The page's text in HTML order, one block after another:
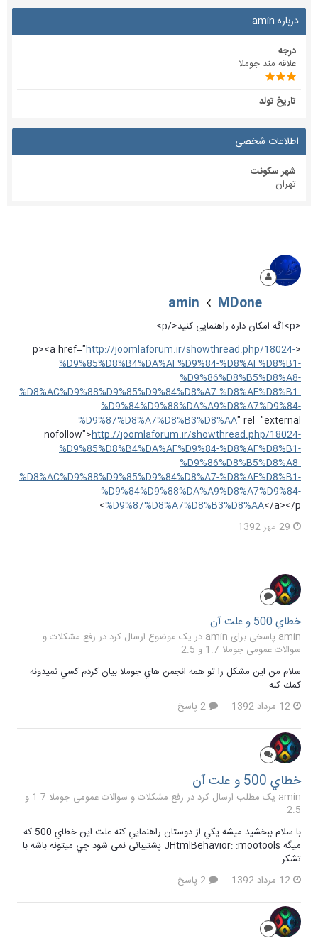
درباره amin
درجه
علاقه مند جوملا
تاریخ تولد
اطلاعات شخصی
شهر سکونت
تهران
MDone
amin
<p>اگه امکان داره راهنمایی کنید</p>
<p><a href="
http://joomlaforum.ir/showthread.php/18024-
%D9%85%D8%B4%DA%AF%D9%84-%D8%AF%D8%B1-
%D9%86%D8%B5%D8%A8-
%D8%AC%D9%88%D9%85%D9%84%D8%A7-%D8%AF%D8%B1-
%D9%84%D9%88%DA%A9%D8%A7%D9%84-
%D9%87%D8%A7%D8%B3%D8%AA" rel="external
nofollow">http://joomlaforum.ir/showthread.php/18024-
%D9%85%D8%B4%DA%AF%D9%84-%D8%AF%D8%B1-
%D9%86%D8%B5%D8%A8-
%D8%AC%D9%88%D9%85%D9%84%D8%A7-%D8%AF%D8%B1-
%D9%84%D9%88%DA%A9%D8%A7%D9%84-
%D9%87%D8%A7%D8%B3%D8%AA</a></p>
29 مهر 1392
خطاي 500 و علت آن
amin پاسخی برای amin در یک موضوع ارسال کرد در
رفع مشکلات و
سوالات عمومی جوملا 1.7 و 2.5
سلام من اين مشكل را تو همه انجمن هاي جوملا بيان كردم كسي نميدونه
كمك كنه
12 مرداد 1392
خطاي 500 و علت آن
amin یک مطلب ارسال کرد در
رفع مشکلات و سوالات عمومی جوملا 1.7 و
2.5
با سلام ببخشيد ميشه يكي از دوستان راهنمايي كنه علت اين خطاي 500 كه
ميگه JHtmlBehavior: :mootools پشتیبانی نمی شود چي ميتونه باشه با
تشكر
12 مرداد 1392